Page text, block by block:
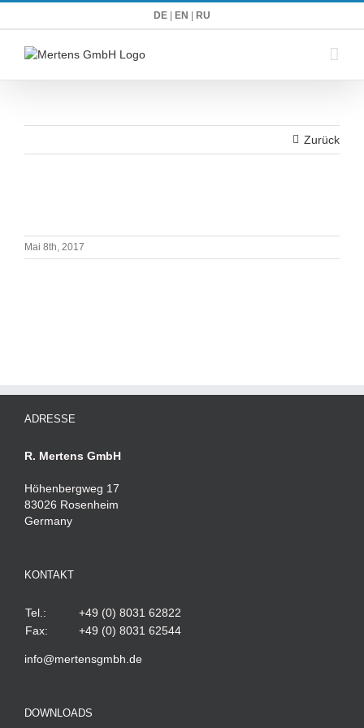
DE EN RU
Zurück
Mai 8th, 2017
ADRESSE
R. Mertens GmbH
Höhenbergweg 17
83026 Rosenheim
Germany
KONTAKT
Tel.:
+49 (0) 8031 62822
Fax:
+49 (0) 8031 62544
info@mertensgmbh.de
DOWNLOADS